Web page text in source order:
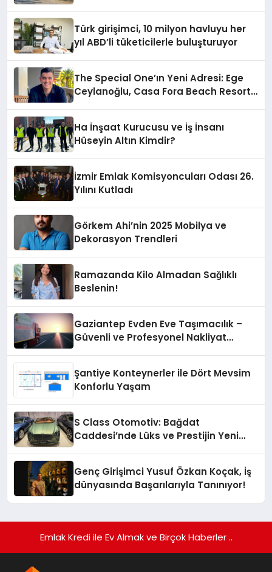
Türk girişimci, 10 milyon havluyu her
yıl ABD’li tüketicilerle buluşturuyor
The Special One’ın Yeni Adresi: Ege
Ceylanoğlu, Casa Fora Beach Resort
Ha İnşaat Kurucusu ve İş İnsanı
Hüseyin Altın Kimdir?
İzmir Emlak Komisyoncuları Odası 26.
Yılını Kutladı
Görkem Ahi’nin 2025 Mobilya ve
Dekorasyon Trendleri
Ramazanda Kilo Almadan Sağlıklı
Beslenin!
Gaziantep Evden Eve Taşımacılık –
Güvenli ve Profesyonel Nakliyat
Şantiye Konteynerler ile Dört Mevsim
Konforlu Yaşam
S Class Otomotiv: Bağdat
Caddesi’nde Lüks ve Prestijin Yeni
Genç Girişimci Yusuf Özkan Koçak, İş
dünyasında Başarılarıyla Tanınıyor!
Emlak Kredi ile Ev Almak ve Birçok Haberler ..